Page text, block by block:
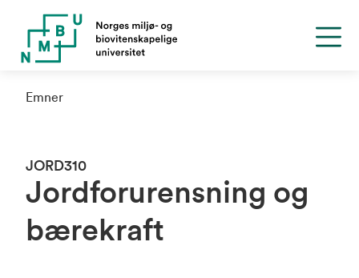
Emner
JORD310
Jordforurensning og
bærekraft